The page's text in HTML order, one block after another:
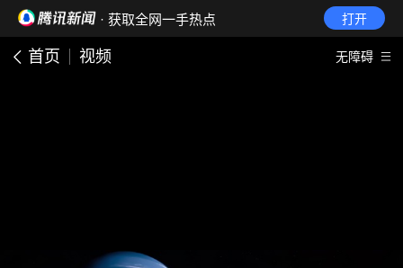
· 获取全网一手热点 打开
首页 视频 无障碍